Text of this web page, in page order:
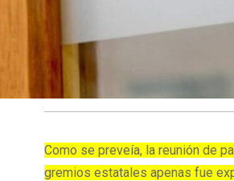
Como se preveía, la reunión de
gremios estatales apenas fue